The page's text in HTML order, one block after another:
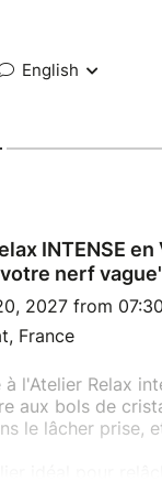
English
INTENSE
nerf
2027 from
France
à l'Atelier Relax
aux bols de
le lâcher prise,